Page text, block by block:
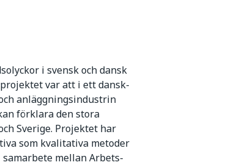
i svensk och dansk
var att i ett dansk-
anläggningsindustrin
förklara den stora
Sverige. Projektet har
som kvalitativa metoder
mellan Arbets-